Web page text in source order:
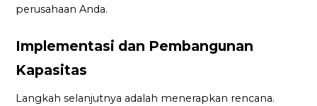
perusahaan Anda.
Implementasi dan Pembangunan
Kapasitas
Langkah selanjutnya adalah menerapkan rencana.